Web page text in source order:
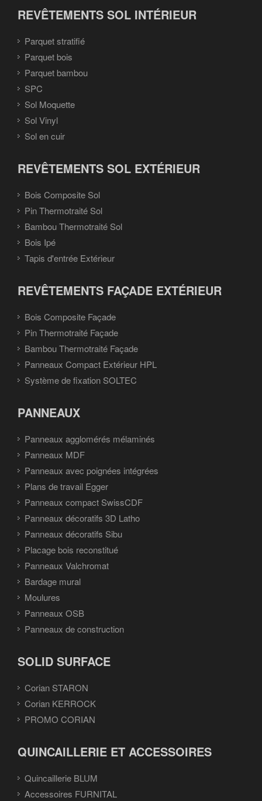
REVÊTEMENTS SOL INTÉRIEUR
Parquet stratifié
Parquet bois
Parquet bambou
SPC
Sol Moquette
Sol Vinyl
Sol en cuir
REVÊTEMENTS SOL EXTÉRIEUR
Bois Composite Sol
Pin Thermotraité Sol
Bambou Thermotraité Sol
Bois Ipé
Tapis d'entrée Extérieur
REVÊTEMENTS FAÇADE EXTÉRIEUR
Bois Composite Façade
Pin Thermotraité Façade
Bambou Thermotraité Façade
Panneaux Compact Extérieur HPL
Système de fixation SOLTEC
PANNEAUX
Panneaux agglomérés mélaminés
Panneaux MDF
Panneaux avec poignées intégrées
Plans de travail Egger
Panneaux compact SwissCDF
Panneaux décoratifs 3D Latho
Panneaux décoratifs Sibu
Placage bois reconstitué
Panneaux Valchromat
Bardage mural
Moulures
Panneaux OSB
Panneaux de construction
SOLID SURFACE
Corian STARON
Corian KERROCK
PROMO CORIAN
QUINCAILLERIE ET ACCESSOIRES
Quincaillerie BLUM
Accessoires FURNITAL